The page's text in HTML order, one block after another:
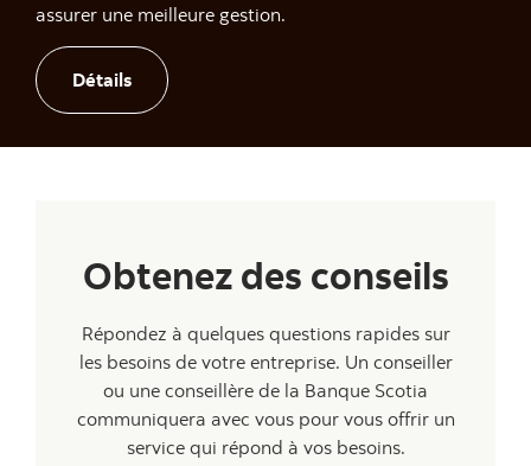
assurer une meilleure gestion.
DétailsRenseignez-vous sur la plateforme CRÉDIT
Obtenez des conseils
Répondez à quelques questions rapides sur
les besoins de votre entreprise. Un conseiller
ou une conseillère de la Banque Scotia
communiquera avec vous pour vous offrir un
service qui répond à vos besoins.